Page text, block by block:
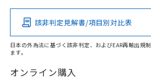
O
在庫等で未対応品が混在する可能性があ
その他の認証はこちらのページ
該非判定見解書/項目別対比表
日本の外為法に基づく該非判定、およびEAR再輸出規
ます。
オンライン購入